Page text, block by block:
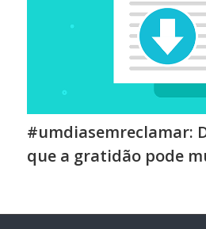
#umdiasemreclamar:
que a gratidão pode